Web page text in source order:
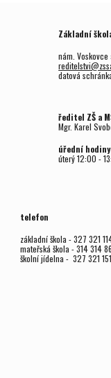
Základní
nám.
datová
ředitel ZŠ a
Mgr.Karel
úřední
úterý12:00 - 13
telefon
základní škola - 327 321
mateřská škola - 314 314
školní jídelna - 327 321 151